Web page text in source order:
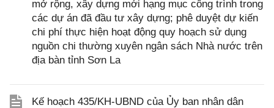
mở rộng, xây dựng mới hạng mục công trình trong
các dự án đã đầu tư xây dựng; phê duyệt dự kiến
chi phí thực hiện hoạt động quy hoạch sử dụng
nguồn chi thường xuyên ngân sách Nhà nước trên
địa bàn tỉnh Sơn La
Kế hoạch 435/KH-UBND của Ủy ban nhân dân